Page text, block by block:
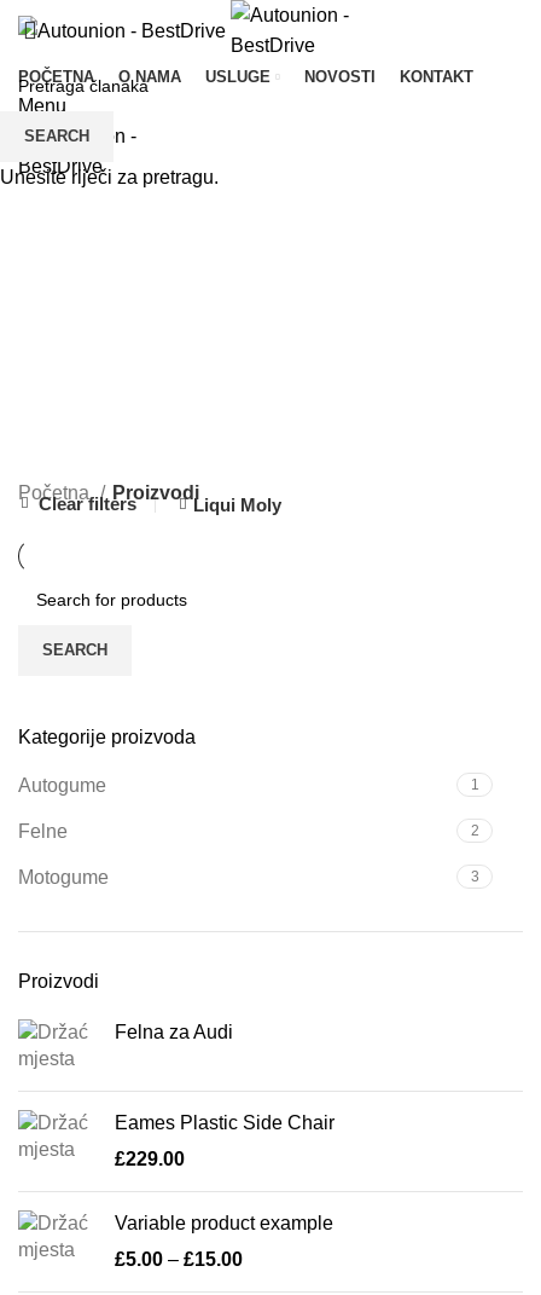
POČETNA O NAMA USLUGE NOVOSTI KONTAKT
Menu
Kategorije proizvoda
Autogume 1
Felne 2
Motogume 3
Proizvodi
Felna za Audi
Eames Plastic Side Chair
£229.00
Variable product example
£5.00 – £15.00
Početna Proizvodi
Clear filters Liqui Moly
SEARCH
SEARCH
Unesite riječi za pretragu.